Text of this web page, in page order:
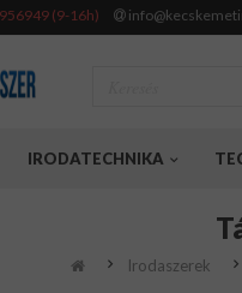
(9-16h)
IRODATECHNIKA
Irodaszerek